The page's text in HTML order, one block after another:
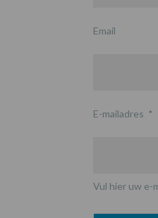
Email
E-mailadres *
Vul hier uw e-